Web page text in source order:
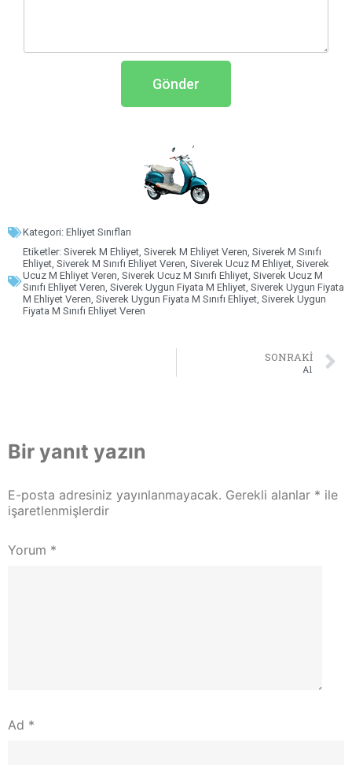
Gönder
Kategori: Ehliyet Sınıfları
Etiketler: Siverek M Ehliyet, Siverek M Ehliyet Veren, Siverek M Sınıfı
Ehliyet, Siverek M Sınıfı Ehliyet Veren, Siverek Ucuz M Ehliyet, Siverek
Ucuz M Ehliyet Veren, Siverek Ucuz M Sınıfı Ehliyet, Siverek Ucuz M
Sınıfı Ehliyet Veren, Siverek Uygun Fiyata M Ehliyet, Siverek Uygun Fiyata
M Ehliyet Veren, Siverek Uygun Fiyata M Sınıfı Ehliyet, Siverek Uygun
Fiyata M Sınıfı Ehliyet Veren
SONRAKI
A1
Bir yanıt yazın
E-posta adresiniz yayınlanmayacak. Gerekli alanlar * ile
işaretlenmişlerdir
Yorum *
Ad *